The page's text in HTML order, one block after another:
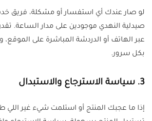
لو صار عندك أي استفسار أو مشكلة، فريق
صيدلية النهدي موجودين على مدار الساعة.
عبر الهاتف أو الدردشة المباشرة على
بكل سرور.
3. سياسة الاسترجاع والاستبدال
إذا ما عجبك المنتج أو استلمت شيء غير اللي